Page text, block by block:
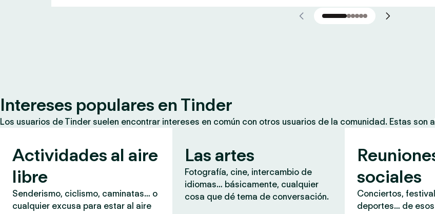
Intereses populares en Tinder
Los usuarios de Tinder suelen encontrar intereses en común con otros usuarios de la comunidad. Estas son
Actividades al aire
libre
Senderismo, ciclismo, caminatas… o
cualquier excusa para estar al aire
Las artes
Fotografía, cine, intercambio de
idiomas… básicamente, cualquier
cosa que dé tema de conversación.
sociales
Conciertos,
deportes… de